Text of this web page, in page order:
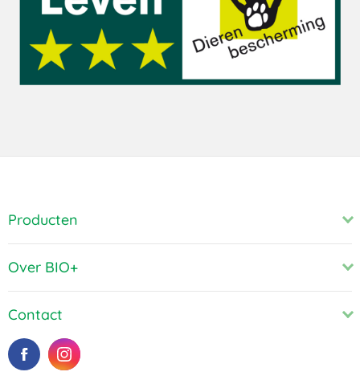
Producten
Over BIO+
Contact